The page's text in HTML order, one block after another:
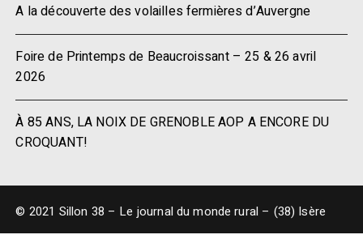
A la découverte des volailles fermières d’Auvergne
Foire de Printemps de Beaucroissant – 25 & 26 avril
2026
À 85 ANS, LA NOIX DE GRENOBLE AOP A ENCORE DU
CROQUANT!
© 2021 Sillon 38 – Le journal du monde rural – (38) Isère